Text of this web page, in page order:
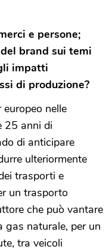
e persone;
brand sui temi
impatti
di produzione?
nelle
25 anni di
di anticipare
ulteriormente
trasporti e
un trasporto
che può vantare
gas naturale, per un
tra veicoli